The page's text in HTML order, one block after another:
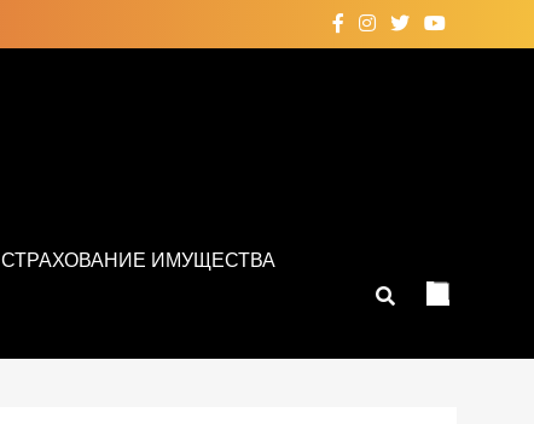
СТРАХОВАНИЕ ИМУЩЕСТВА